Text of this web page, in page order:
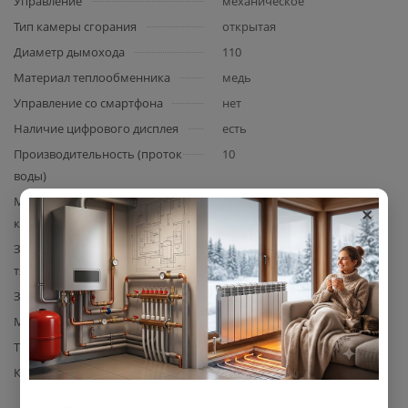
Тип камеры сгорания
открытая
Диаметр дымохода
110
Материал теплообменника
медь
Управление со смартфона
нет
Наличие цифрового дисплея
есть
Производительность (проток
воды)
10
Максимальный расход газа,
куб.м/ч
2.4
Защита появления обратной
тяги
Есть
Защита от перегрева
Есть
Материал корпуса
сталь
Тип розжига
электроподжиг (от батареек)
Комплектация
водонагреватель,
×